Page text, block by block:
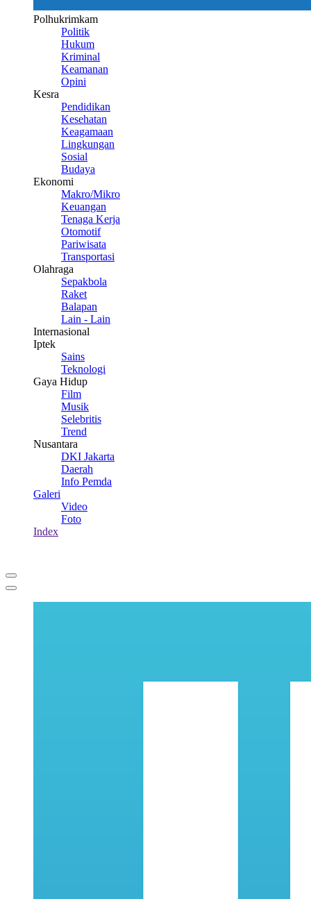
Polhukrimkam
Politik
Hukum
Kriminal
Keamanan
Opini
Kesra
Pendidikan
Kesehatan
Keagamaan
Lingkungan
Sosial
Budaya
Ekonomi
Makro/Mikro
Keuangan
Tenaga Kerja
Otomotif
Pariwisata
Transportasi
Olahraga
Sepakbola
Raket
Balapan
Lain - Lain
Internasional
Iptek
Sains
Teknologi
Gaya Hidup
Film
Musik
Selebritis
Trend
Nusantara
DKI Jakarta
Daerah
Info Pemda
Galeri
Video
Foto
Index